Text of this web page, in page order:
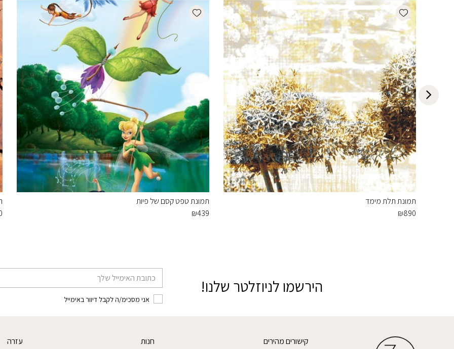
Add wishlist
תמונת תלת מימד
₪890
Add wishlist
תמונת טפט קסם של פיות
₪439
הירשמו לניוזלטר שלנו!
אני מסכימ/ה לקבל דיוור באימייל
קישורים מהירים חנות עזרה